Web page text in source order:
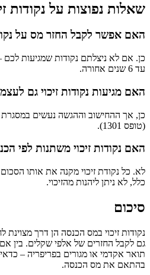
שאלות נפוצות על נקודות
האם אפשר לקבל החזר מס על
כן. אם לא ניצלתם נקודות שמגיעות
עד 6 שנים אחורה.
האם מגיעות נקודות זיכוי גם
כן, אך ההחישוב וההגשה נעשים
(טופס 1301).
האם נקודות זיכוי משתנות לפי
לא. כל נקודת זיכוי מקנה את אותו
כלל, לא ניתן ליהנות מהזיכוי.
סיכום
נקודות זיכוי במס הכנסה הן דרך מצוינת
גם לקבל החזרים של אלפי שקלים. בין
תואר אקדמי או מגורים בפריפריה –
בהתאם את מס הכנסה.